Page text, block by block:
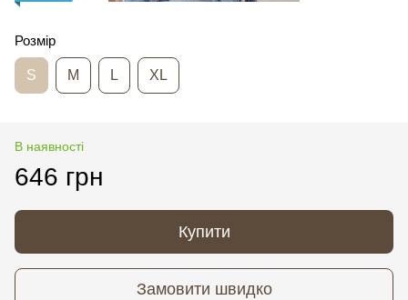
Розмір
S M L XL
В наявності
646 грн
Купити
Замовити швидко